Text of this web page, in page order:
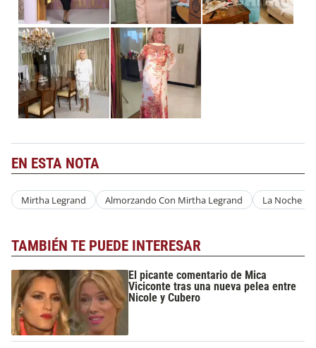
EN ESTA NOTA
Mirtha Legrand Almorzando Con Mirtha Legrand La Noche
TAMBIÉN TE PUEDE INTERESAR
El picante comentario de Mica
Viciconte tras una nueva pelea entre
Nicole y Cubero